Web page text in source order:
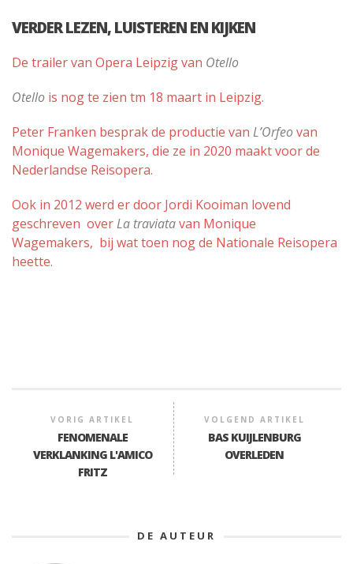
VERDER LEZEN, LUISTEREN EN KIJKEN
De trailer van Opera Leipzig van Otello
Otello is nog te zien tm 18 maart in Leipzig.
Peter Franken besprak de productie van L’Orfeovan
Monique Wagemakers, die ze in 2020 maakt voor de
Nederlandse Reisopera.
Ook in 2012 werd erdoor Jordi Kooiman lovend
geschreven overLa traviatavan Monique
Wagemakers, bij wat toen nog de Nationale Reisopera
heette.
VORIG ARTIKEL
FENOMENALE
VERKLANKING L'AMICO
FRITZ
VOLGEND ARTIKEL
BAS KUIJLENBURG
OVERLEDEN
DE AUTEUR